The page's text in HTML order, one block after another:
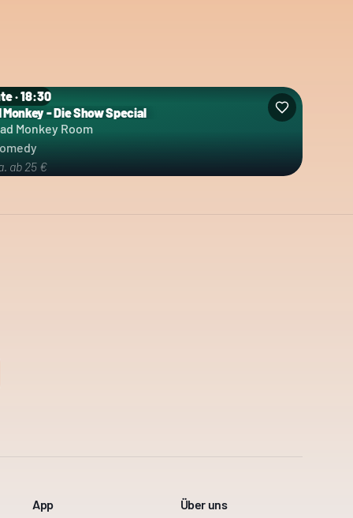
· 18:30
Monkey - Die Show Special
Monkey Room
ab 25 €
Comedy
App Über uns